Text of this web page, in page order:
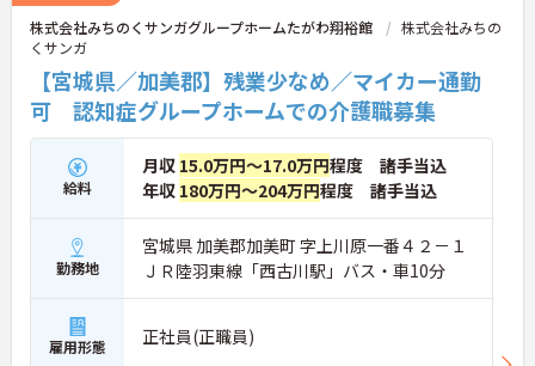
株式会社みちのくサンガグループホームたがわ翔裕館
株式会社みちの
くサンガ
【宮城県／加美郡】残業少なめ／マイカー通勤
可 認知症グループホームでの介護職募集
給料
月収 15.0万円～17.0万円程度 諸手当込
年収 180万円～204万円程度 諸手当込
勤務地
宮城県 加美郡加美町 字上川原一番４２－１
ＪＲ陸羽東線「西古川駅」バス・車10分
雇用形態 正社員(正職員)